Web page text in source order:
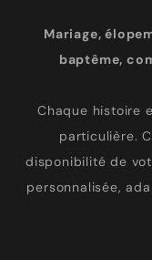
Mariage,
baptême,
Chaque histoire
particulière.
disponibilité de
personnalisée,